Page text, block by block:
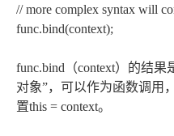
// more complex syntax will
func.bind(context);
func.bind（context）的结
对象”，可以作为函数调用
置this = context。